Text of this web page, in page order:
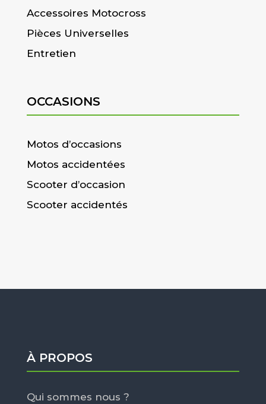
Accessoires Motocross
Pièces Universelles
Entretien
OCCASIONS
Motos d’occasions
Motos accidentées
Scooter d’occasion
Scooter accidentés
À PROPOS
Qui sommes nous ?